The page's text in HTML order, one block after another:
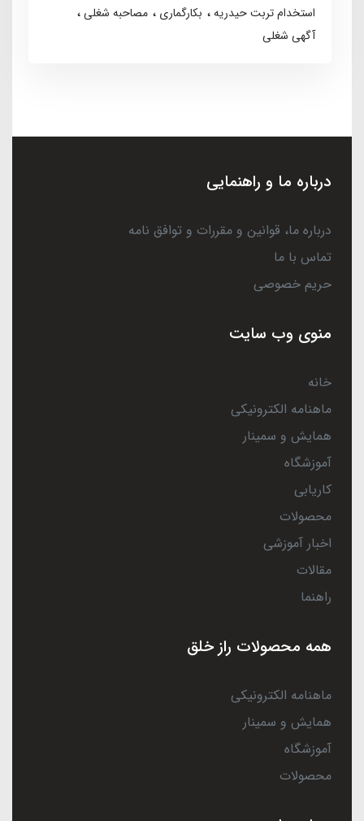
استخدام تربت حیدریه
بکارگماری
مصاحبه شغلی
آگهی شغلی
درباره ما و راهنمایی
درباره ما، قوانین و مقررات و توافق نامه
تماس با ما
حریم خصوصی
منوی وب سایت
خانه
ماهنامه الکترونیکی
همایش و سمینار
آموزشگاه
کاریابی
محصولات
اخبار آموزشی
مقالات
راهنما
همه محصولات راز خلق
ماهنامه الکترونیکی
همایش و سمینار
آموزشگاه
محصولات